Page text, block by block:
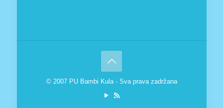
© 2007 PU Bambi Kula - Sva prava zadržana